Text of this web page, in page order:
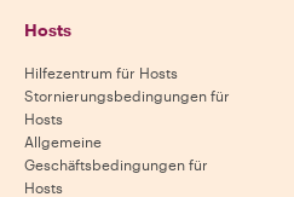
Hosts
Hilfezentrum für Hosts
Stornierungsbedingungen für
Hosts
Allgemeine
Geschäftsbedingungen für
Hosts